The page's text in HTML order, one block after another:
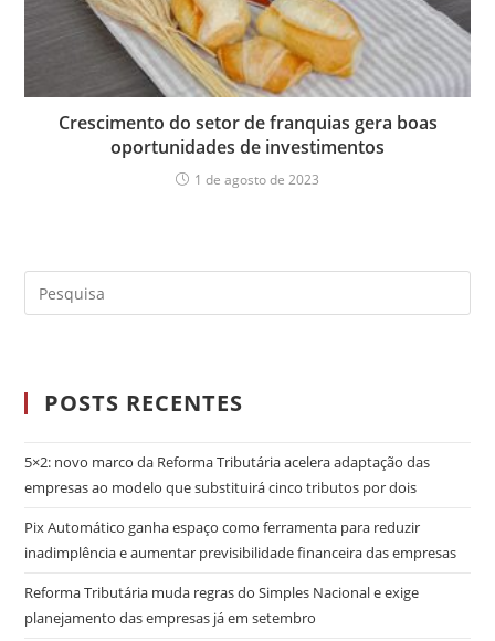
Crescimento do setor de franquias gera boas
oportunidades de investimentos
1 de agosto de 2023
POSTS RECENTES
5×2: novo marco da Reforma Tributária acelera adaptação das
empresas ao modelo que substituirá cinco tributos por dois
Pix Automático ganha espaço como ferramenta para reduzir
inadimplência e aumentar previsibilidade financeira das empresas
Reforma Tributária muda regras do Simples Nacional e exige
planejamento das empresas já em setembro